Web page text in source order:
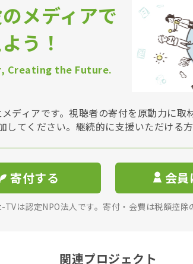
メディアで
う！
Creating the Future.
ディアです。視聴者の寄付を原動力に取
してください。継続的に支援いただける
寄付する 会員
は認定NPO法人です。寄付・会費は税額控除
関連プロジェクト